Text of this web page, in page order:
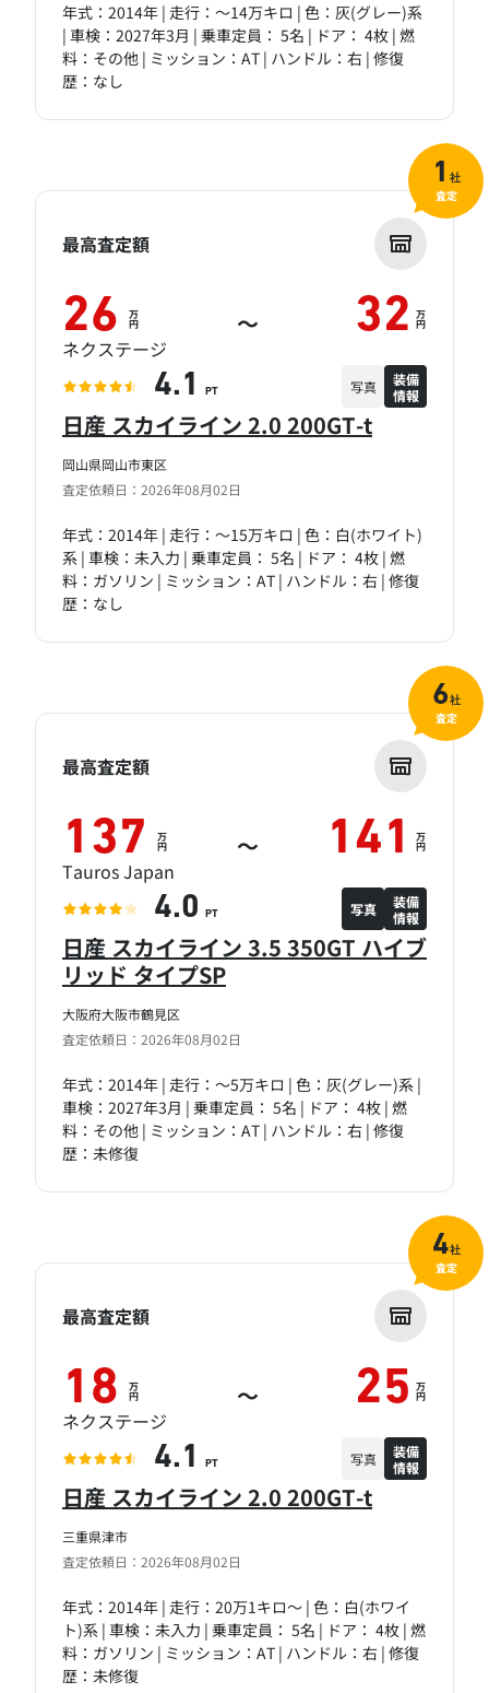
年式：2014年 | 走行：～14万キロ | 色：灰(グレー)系
| 車検：2027年3月 | 乗車定員： 5名 | ドア： 4枚 | 燃
料：その他 | ミッション：AT | ハンドル：右 | 修復
歴：なし
岡山県岡山市東区
査定依頼日：2026年08月02日
日産 スカイライン 2.0 200GT-t
年式：2014年 | 走行：～15万キロ | 色：白(ホワイト)
系 | 車検：未入力 | 乗車定員： 5名 | ドア： 4枚 | 燃
料：ガソリン | ミッション：AT | ハンドル：右 | 修復
歴：なし
最高査定額
26 万
円 ～ 32 万
円
ネクステージ
4.1 PT 写真
装備
情報
1 社
査定
大阪府大阪市鶴見区
査定依頼日：2026年08月02日
日産 スカイライン 3.5 350GT ハイブ
リッド タイプSP
年式：2014年 | 走行：～5万キロ | 色：灰(グレー)系 |
車検：2027年3月 | 乗車定員： 5名 | ドア： 4枚 | 燃
料：その他 | ミッション：AT | ハンドル：右 | 修復
歴：未修復
最高査定額
137 万
円 ～ 141 万
円
Tauros Japan
4.0 PT 写真
装備
情報
6社
査定
三重県津市
査定依頼日：2026年08月02日
日産 スカイライン 2.0 200GT-t
年式：2014年 | 走行：20万1キロ～ | 色：白(ホワイ
ト)系 | 車検：未入力 | 乗車定員： 5名 | ドア： 4枚 | 燃
料：ガソリン | ミッション：AT | ハンドル：右 | 修復
歴：未修復
最高査定額
18 万
円 ～ 25 万
円
ネクステージ
4.1 PT 写真
装備
情報
4社
査定